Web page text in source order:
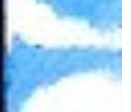
라인 트위터